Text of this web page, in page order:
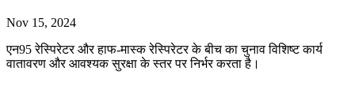
Nov 15, 2024
एन95 रेस्पिरेटर और हाफ-मास्क रेस्पिरेटर के बीच का चुनाव विशिष्ट कार्य
वातावरण और आवश्यक सुरक्षा के स्तर पर निर्भर करता है।